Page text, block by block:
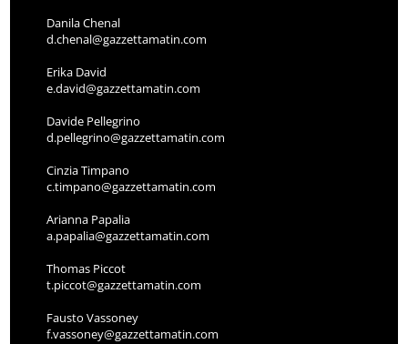
Danila Chenal
d.chenal@gazzettamatin.com
Erika David
e.david@gazzettamatin.com
Davide Pellegrino
d.pellegrino@gazzettamatin.com
Cinzia Timpano
c.timpano@gazzettamatin.com
Arianna Papalia
a.papalia@gazzettamatin.com
Thomas Piccot
t.piccot@gazzettamatin.com
Fausto Vassoney
f.vassoney@gazzettamatin.com